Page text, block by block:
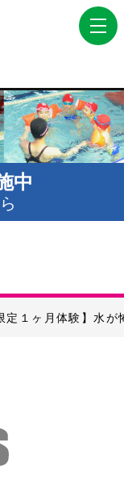
中
定１ヶ月体験】水